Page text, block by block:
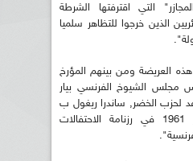
التي اقترفتها الشرطة
الذين خرجوا للتظاهر سلميا
العريضة ومن بينهم المؤرخ
مجلس الشيوخ الفرنسي بيار
لحزب الخضر, ساندرا ريغول ب
"ادراج تاريخ الـ17 أكتوبر 1961 في رزنامة الاحتفالات